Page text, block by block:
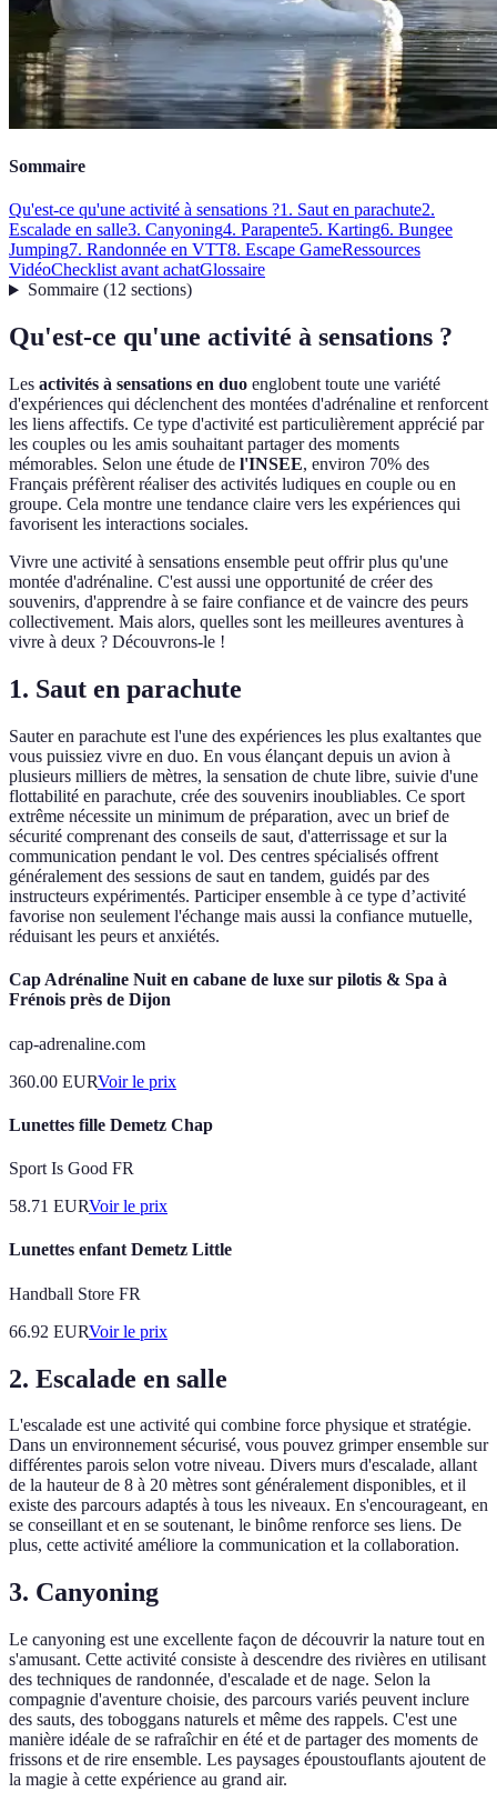
Sommaire
Qu'est-ce qu'une activité à sensations ?1. Saut en parachute2.
Escalade en salle3. Canyoning4. Parapente5. Karting6. Bungee
Jumping7. Randonnée en VTT8. Escape GameRessources
VidéoChecklist avant achatGlossaire
Sommaire(12 sections)
Qu'est-ce qu'une activité à sensations ?
Les activités à sensations en duo englobent toute une variété
d'expériences qui déclenchent des montées d'adrénaline et renforcent
les liens affectifs. Ce type d'activité est particulièrement apprécié par
les couples ou les amis souhaitant partager des moments
mémorables. Selon une étude de l'INSEE, environ 70% des
Français préfèrent réaliser des activités ludiques en couple ou en
groupe. Cela montre une tendance claire vers les expériences qui
favorisent les interactions sociales.
Vivre une activité à sensations ensemble peut offrir plus qu'une
montée d'adrénaline. C'est aussi une opportunité de créer des
souvenirs, d'apprendre à se faire confiance et de vaincre des peurs
collectivement. Mais alors, quelles sont les meilleures aventures à
vivre à deux ? Découvrons-le !
1. Saut en parachute
Sauter en parachute est l'une des expériences les plus exaltantes que
vous puissiez vivre en duo. En vous élançant depuis un avion à
plusieurs milliers de mètres, la sensation de chute libre, suivie d'une
flottabilité en parachute, crée des souvenirs inoubliables. Ce sport
extrême nécessite un minimum de préparation, avec un brief de
sécurité comprenant des conseils de saut, d'atterrissage et sur la
communication pendant le vol. Des centres spécialisés offrent
généralement des sessions de saut en tandem, guidés par des
instructeurs expérimentés. Participer ensemble à ce type d’activité
favorise non seulement l'échange mais aussi la confiance mutuelle,
réduisant les peurs et anxiétés.
Cap Adrénaline Nuit en cabane de luxe sur pilotis & Spa à
Frénois près de Dijon
cap-adrenaline.com
360.00 EURVoir le prix
Lunettes fille Demetz Chap
Sport Is Good FR
58.71 EURVoir le prix
Lunettes enfant Demetz Little
Handball Store FR
66.92 EURVoir le prix
2. Escalade en salle
L'escalade est une activité qui combine force physique et stratégie.
Dans un environnement sécurisé, vous pouvez grimper ensemble sur
différentes parois selon votre niveau. Divers murs d'escalade, allant
de la hauteur de 8 à 20 mètres sont généralement disponibles, et il
existe des parcours adaptés à tous les niveaux. En s'encourageant, en
se conseillant et en se soutenant, le binôme renforce ses liens. De
plus, cette activité améliore la communication et la collaboration.
3. Canyoning
Le canyoning est une excellente façon de découvrir la nature tout en
s'amusant. Cette activité consiste à descendre des rivières en utilisant
des techniques de randonnée, d'escalade et de nage. Selon la
compagnie d'aventure choisie, des parcours variés peuvent inclure
des sauts, des toboggans naturels et même des rappels. C'est une
manière idéale de se rafraîchir en été et de partager des moments de
frissons et de rire ensemble. Les paysages époustouflants ajoutent de
la magie à cette expérience au grand air.